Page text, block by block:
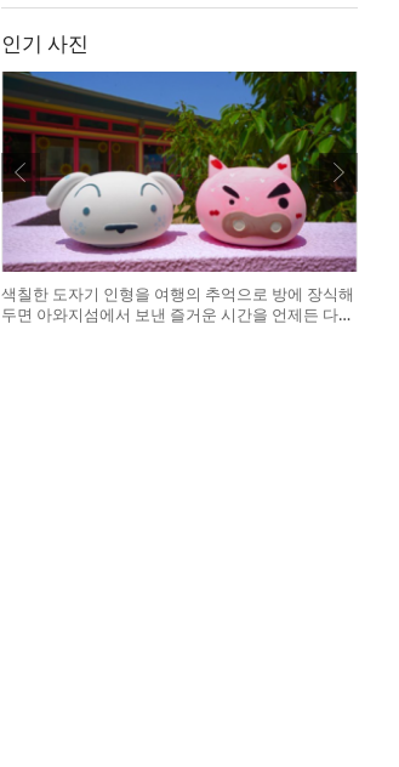
인기 사진
색칠한 도자기 인형을 여행의 추억으로 방에 장식해
두면 아와지섬에서 보낸 즐거운 시간을 언제든 다시